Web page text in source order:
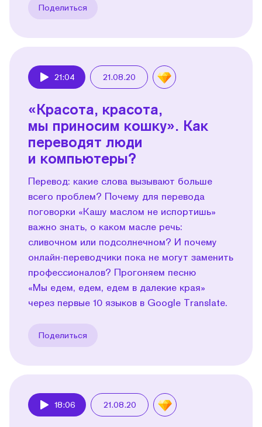
Поделиться
21:04 21.08.20
«Красота, красота,
мы приносим кошку». Как
переводят люди
и компьютеры?
Перевод: какие слова вызывают больше
всего проблем? Почему для перевода
поговорки «Кашу маслом не испортишь»
важно знать, о каком масле речь:
сливочном или подсолнечном? И почему
онлайн-переводчики пока не могут заменить
профессионалов? Прогоняем песню
«Мы едем, едем, едем в далекие края»
через первые 10 языков в Google Translate.
Поделиться
18:06 21.08.20